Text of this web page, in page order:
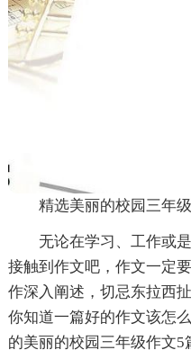
精选美丽的校园三年
无论在学习、工作或
接触到作文吧，作文一定
作深入阐述，切忌东拉西
你知道一篇好的作文该怎
的美丽的校园三年级作文